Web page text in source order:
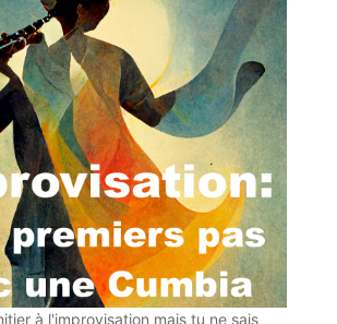
à l'improvisation mais tu ne sais